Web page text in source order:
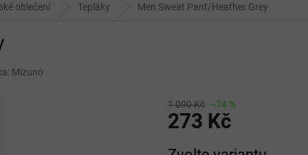
oblečení Tepláky Men Sweat Pant/Heather Grey
Mizuno
1 090 Kč –74 %
273 Kč